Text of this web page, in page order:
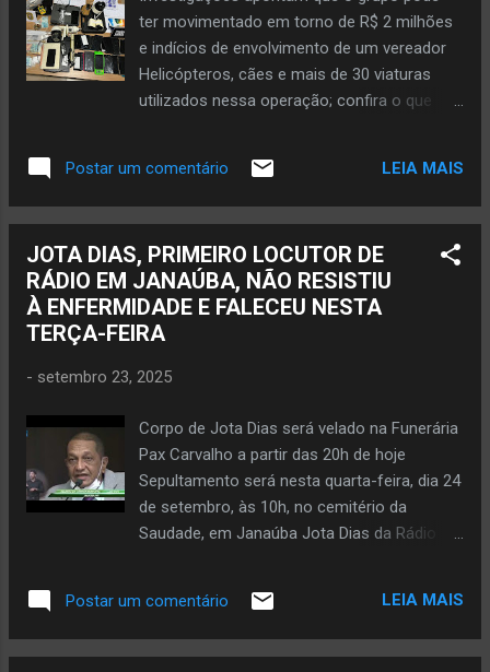
a previsão é de que a normalização no
energia elétrica na ETA. A Companhia
destaca que, nesses casos, os imóveis que
ter movimentado em torno de R$ 2 milhões
e indícios de envolvimento de um vereador
Helicópteros, cães e mais de 30 viaturas
utilizados nessa operação; confira o que
resulta em prisões, apreensões de objetos,
drogas, arma e repreensão ao crime em
de Janaúba nos dias 24 e 25 de setembro de
2025. PORTEIRINHA – Desde ontem,
quarta-feira, dia 24 de setembro, e nesta
quinta-feira, helicóptero e viaturas da Polícia
cidades da região da Serra Geral e também
Efeito Dominó no combate à criminalidade.
Pelo menos oito pessoas foram presas
nessa ação policial em repreensão ao
tráfico de drogas, homicídios e lavagem de
dinheiro. Militares e civis cumpriram 36
municípios de Porteirinha, Riach...
Postar um comentário LEIA MAIS
JOTA DIAS, PRIMEIRO LOCUTOR DE
RÁDIO EM JANAÚBA, NÃO RESISTIU
À ENFERMIDADE E FALECEU NESTA
TERÇA-FEIRA
- setembro 23, 2025
Corpo de Jota Dias será velado na Funerária
Pax Carvalho a partir das 20h de hoje
Sepultamento será nesta quarta-feira, dia 24
de setembro, às 10h, no cemitério da
Saudade, em Janaúba Jota Dias da Rádio
Dias jogador de futebol José Dias faleceu
no exato dia em que completam 18 anos em
Postar um comentário LEIA MAIS